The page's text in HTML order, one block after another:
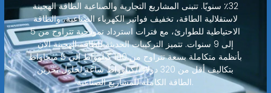
32٪ سنويًا. تتبنى المشاريع التجارية والصناعية الطاقة الهجينة
لاستقلالية الطاقة، تخفيف فواتير الكهرباء الصناعية، والطاقة
الاحتياطية للطوارئ، مع فترات استرداد نموذجية تتراوح من 5
إلى 9 سنوات. تتميز التركيبات الحديثة للطاقة الهجينة الآن
بأنظمة متكاملة بسعة تتراوح من 100 كيلوواط إلى 5 ميجاواط
بتكاليف أقل من 320 دولارًا/كيلوواط ساعة لحلول تخزين
الطاقة الكاملة للمشاريع الصناعية.